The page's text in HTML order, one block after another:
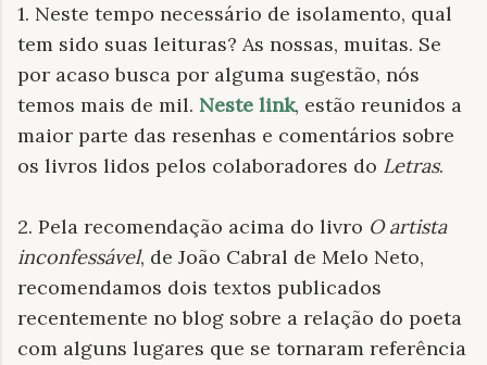
1. Neste tempo necessário de isolamento, qual
tem sido suas leituras? As nossas, muitas. Se
por acaso busca por alguma sugestão, nós
temos mais de mil. Neste link, estão reunidos a
maior parte das resenhas e comentários sobre
os livros lidos pelos colaboradores do Letras.
2. Pela recomendação acima do livro O artista
inconfessável, de João Cabral de Melo Neto,
recomendamos dois textos publicados
recentemente no blog sobre a relação do poeta
com alguns lugares que se tornaram referência